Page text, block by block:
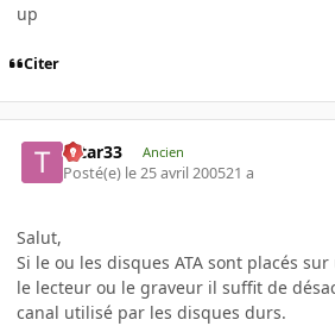
up
Citer
tatar33 Ancien
Posté(e) le 25 avril 200521 a
Salut,
Si le ou les disques ATA sont placés
le lecteur ou le graveur il suffit de
canal utilisé par les disques durs.